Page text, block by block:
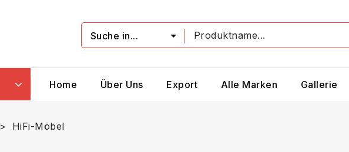
Suche in...
Home Über Uns Export Alle Marken Gallerie
HiFi-Möbel